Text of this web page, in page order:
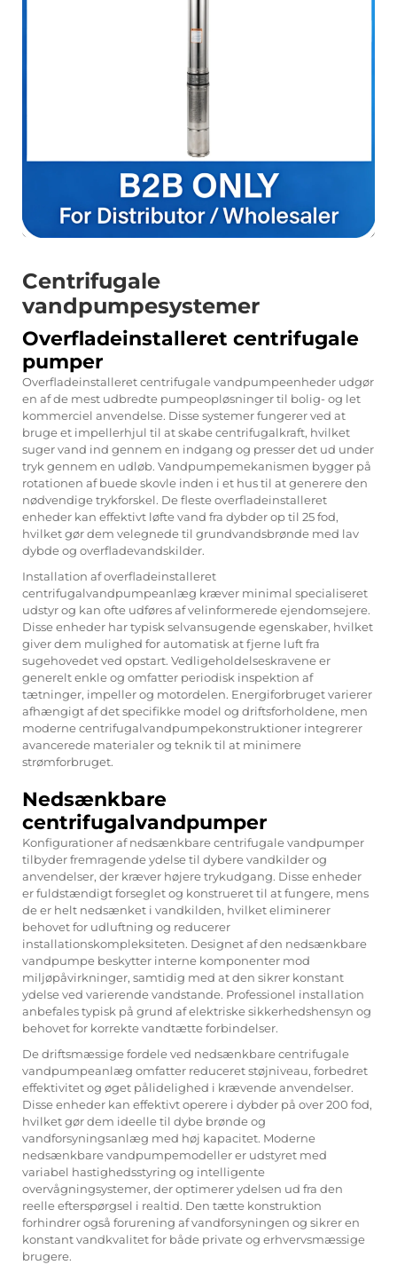
Centrifugale
vandpumpesystemer
Overfladeinstalleret centrifugale
pumper
Overfladeinstalleret centrifugale vandpumpeenheder udgør
en af de mest udbredte pumpeopløsninger til bolig- og let
kommerciel anvendelse. Disse systemer fungerer ved at
bruge et impellerhjul til at skabe centrifugalkraft, hvilket
suger vand ind gennem en indgang og presser det ud under
tryk gennem en udløb. Vandpumpemekanismen bygger på
rotationen af buede skovle inden i et hus til at generere den
nødvendige trykforskel. De fleste overfladeinstalleret
enheder kan effektivt løfte vand fra dybder op til 25 fod,
hvilket gør dem velegnede til grundvandsbrønde med lav
dybde og overfladevandskilder.
Installation af overfladeinstalleret
centrifugalvandpumpeanlæg kræver minimal specialiseret
udstyr og kan ofte udføres af velinformerede ejendomsejere.
Disse enheder har typisk selvansugende egenskaber, hvilket
giver dem mulighed for automatisk at fjerne luft fra
sugehovedet ved opstart. Vedligeholdelseskravene er
generelt enkle og omfatter periodisk inspektion af
tætninger, impeller og motordelen. Energiforbruget varierer
afhængigt af det specifikke model og driftsforholdene, men
moderne centrifugalvandpumpekonstruktioner integrerer
avancerede materialer og teknik til at minimere
strømforbruget.
Nedsænkbare
centrifugalvandpumper
Konfigurationer af nedsænkbare centrifugale vandpumper
tilbyder fremragende ydelse til dybere vandkilder og
anvendelser, der kræver højere trykudgang. Disse enheder
er fuldstændigt forseglet og konstrueret til at fungere, mens
de er helt nedsænket i vandkilden, hvilket eliminerer
behovet for udluftning og reducerer
installationskompleksiteten. Designet af den nedsænkbare
vandpumpe beskytter interne komponenter mod
miljøpåvirkninger, samtidig med at den sikrer konstant
ydelse ved varierende vandstande. Professionel installation
anbefales typisk på grund af elektriske sikkerhedshensyn og
behovet for korrekte vandtætte forbindelser.
De driftsmæssige fordele ved nedsænkbare centrifugale
vandpumpeanlæg omfatter reduceret støjniveau, forbedret
effektivitet og øget pålidelighed i krævende anvendelser.
Disse enheder kan effektivt operere i dybder på over 200 fod,
hvilket gør dem ideelle til dybe brønde og
vandforsyningsanlæg med høj kapacitet. Moderne
nedsænkbare vandpumpemodeller er udstyret med
variabel hastighedsstyring og intelligente
overvågningsystemer, der optimerer ydelsen ud fra den
reelle efterspørgsel i realtid. Den tætte konstruktion
forhindrer også forurening af vandforsyningen og sikrer en
konstant vandkvalitet for både private og erhvervsmæssige
brugere.